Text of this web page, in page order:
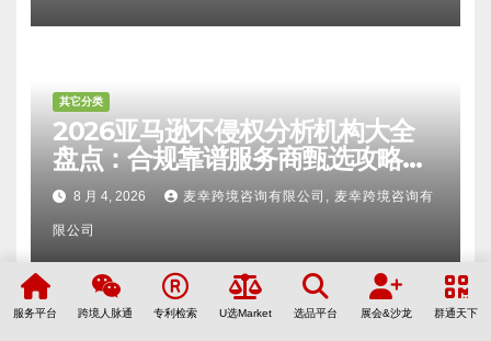
其它分类
2026亚马逊不侵权分析机构大全
盘点：合规靠谱服务商甄选攻略、
避坑FAQ及标杆机构实力详解
8 月 4, 2026 麦幸跨境咨询有限公司, 麦幸跨境咨询有
限公司
服务平台 跨境人脉通 专利检索 U选Market 选品平台 展会&沙龙 群通天下